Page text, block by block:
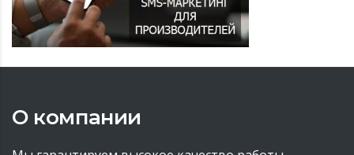
О компании